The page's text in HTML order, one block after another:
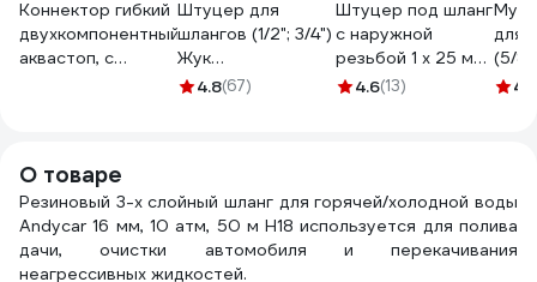
Коннектор гибкий
двухкомпонентный,
аквастоп, с
Штуцер для
шлангов (1/2"; 3/4")
Жук
4607156364411
4.8(67)
Штуцер под шланг
с наружной
резьбой 1 х 25 мм
СТМ CRSM0125
4.6(13)
для
(5/
мм)4.8
О товаре
Резиновый 3-х слойный шланг для горячей/холодной воды
Andycar 16 мм, 10 атм, 50 м H18 используется для полива
дачи, очистки автомобиля и перекачивания
неагрессивных жидкостей.